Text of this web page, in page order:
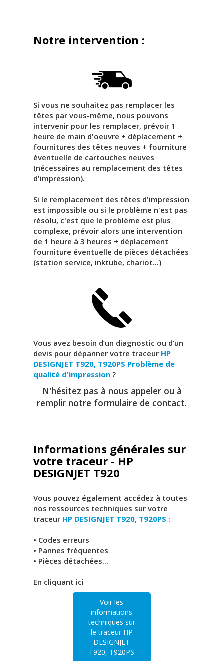
Notre intervention :
Si vous ne souhaitez pas remplacer les
têtes par vous-même, nous pouvons
intervenir pour les remplacer, prévoir 1
heure de main d'oeuvre + déplacement +
fournitures des têtes neuves + fourniture
éventuelle de cartouches neuves
(nécessaires au remplacement des têtes
d'impression).
Si le remplacement des têtes d'impression
est impossible ou si le problème n'est pas
résolu, c'est que le problème est plus
complexe, prévoir alors une intervention
de 1 heure à 3 heures + déplacement
fourniture éventuelle de pièces détachées
(station service, inktube, chariot...)
Vous avez besoin d’un diagnostic ou d’un
devis pour dépanner votre traceur HP
DESIGNJET T920, T920PS Problème de
qualité d'impression ?
N'hésitez pas à nous appeler ou à
remplir notre formulaire de contact.
Informations générales sur
votre traceur - HP
DESIGNJET T920
Vous pouvez également accédez à toutes
nos ressources techniques sur votre
traceur HP DESIGNJET T920, T920PS :
• Codes erreurs
• Pannes fréquentes
• Pièces détachées...
En cliquant ici
Voir les
informations
techniques sur
le traceur HP
DESIGNJET
T920, T920PS